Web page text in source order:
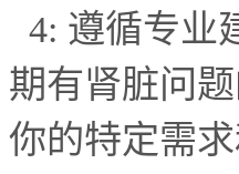
4: 遵循专业
期有肾脏问
你的特定需